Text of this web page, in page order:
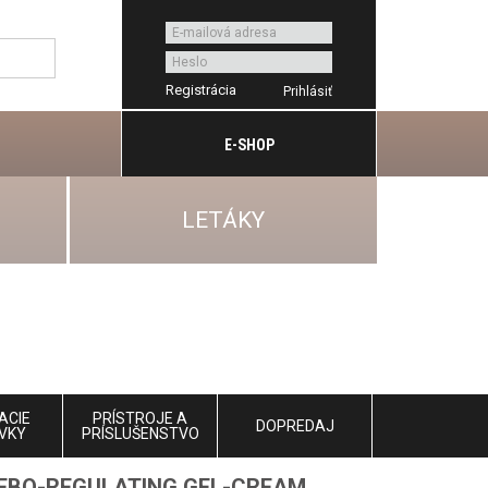
Registrácia
E-SHOP
LETÁKY
PRÍSTROJE A
PRÍSLUŠENSTVO
DOPREDAJ